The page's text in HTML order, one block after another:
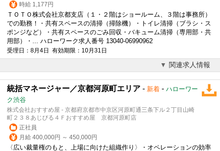
時給 1,177円
ＴＯＴＯ株式会社京都支店（１・２階はショールーム、３階は事務所）
での勤務！・共有スペースの清掃（掃除機）・トイレ清掃（ブラシ・ス
ポンジなど）・共有スペースのごみ回収・バキューム清掃（専用部・共
用部）・... ハローワーク求人番号 13040-06990962
受理日：8月4日 有効期限：10月31日
関連求人情報
統括マネージャー／京都河原町エリア - 新着 - ハローワー
ク渋谷
株式会社おすすめ屋 - 京都府京都市中京区河原町通三条下ル２丁目山崎
町２３８あじびる４Ｆおすすめ屋 京都河原町店
正社員
月給 400,000円 ～ 450,000円
〈広い裁量権のもと、上場に向けた組織作り〉・オペレーションの効率